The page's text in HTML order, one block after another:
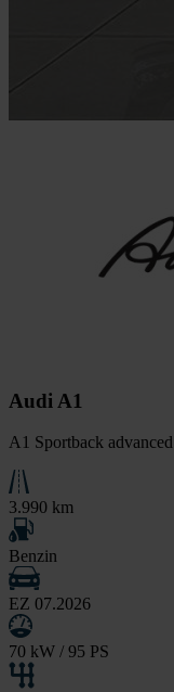
Audi A1
A1 Sportback
3.990 km
Benzin
EZ 07.2026
70 kW / 95 PS